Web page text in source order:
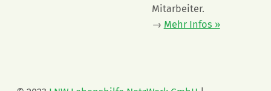
Mitarbeiter.
→ Mehr Infos »